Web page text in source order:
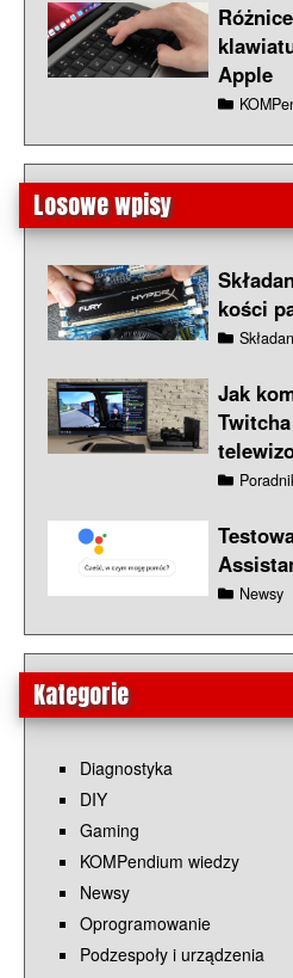
Apple
Losowe wpisy
kości
Jak
Newsy
Kategorie
Diagnostyka
DIY
Gaming
KOMPendium wiedzy
Newsy
Oprogramowanie
Podzespoły i urządzenia